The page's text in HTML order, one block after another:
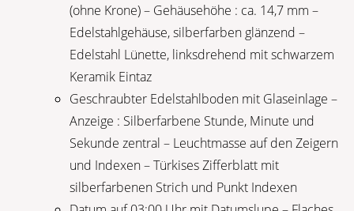
(ohne Krone) – Gehäusehöhe : ca. 14,7 mm –
Edelstahlgehäuse, silberfarben glänzend –
Edelstahl Lünette, linksdrehend mit schwarzem
Keramik Eintaz
Geschraubter Edelstahlboden mit Glaseinlage –
Anzeige : Silberfarbene Stunde, Minute und
Sekunde zentral – Leuchtmasse auf den Zeigern
und Indexen – Türkises Zifferblatt mit
silberfarbenen Strich und Punkt Indexen